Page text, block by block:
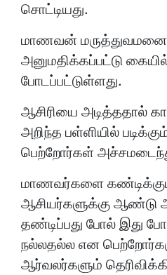
சொட்டியது.
மாணவன்
அனுமதிக்கப்பட்டு
போடப்பட்டுள்ளது.
ஆசிரியை அடித்ததால்
அறிந்த பள்ளியில்
பெற்றோர்கள்
மாணவர்களை
ஆசியர்களுக்கு ஆண்டு
தண்டிப்பது போல் இது
நல்லதல்ல என
ஆர்வலர்களும்